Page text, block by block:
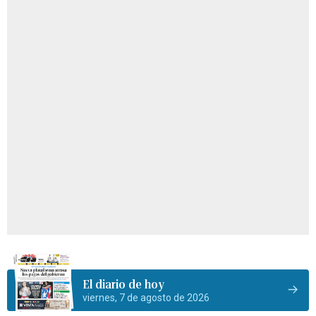
El diario de hoy
viernes, 7 de agosto de 2026